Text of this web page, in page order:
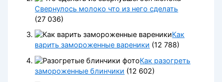
Свернулось молоко что из него сделать
(27 036)
Как
варить замороженные вареники (12 788)
Как разогреть
замороженные блинчики (12 602)